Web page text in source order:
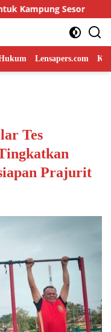
Kolaborasi
Lensapers.com
Tes
Prajurit